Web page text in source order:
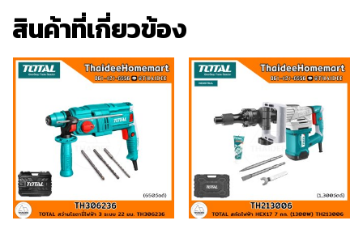
สินค้าที่เกี่ยวข้อง